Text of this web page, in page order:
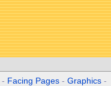
- Facing Pages -Graphics -